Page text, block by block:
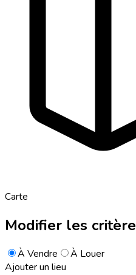
Carte
Modifier les
À Vendre
À Louer
Ajouter un lieu